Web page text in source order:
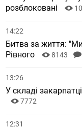
розблоковані
14:22
Битва за життя:
Рівного
8143
13:26
У складі
7772
12:31